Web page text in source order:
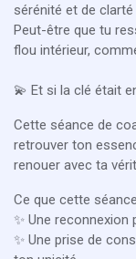
sérénité et de clarté
Peut-être que tu
flou intérieur,
💫 Et si la clé était
Cette séance de
retrouver ton
renouer avec ta
Ce que cette
✨ Une
✨ Une prise de